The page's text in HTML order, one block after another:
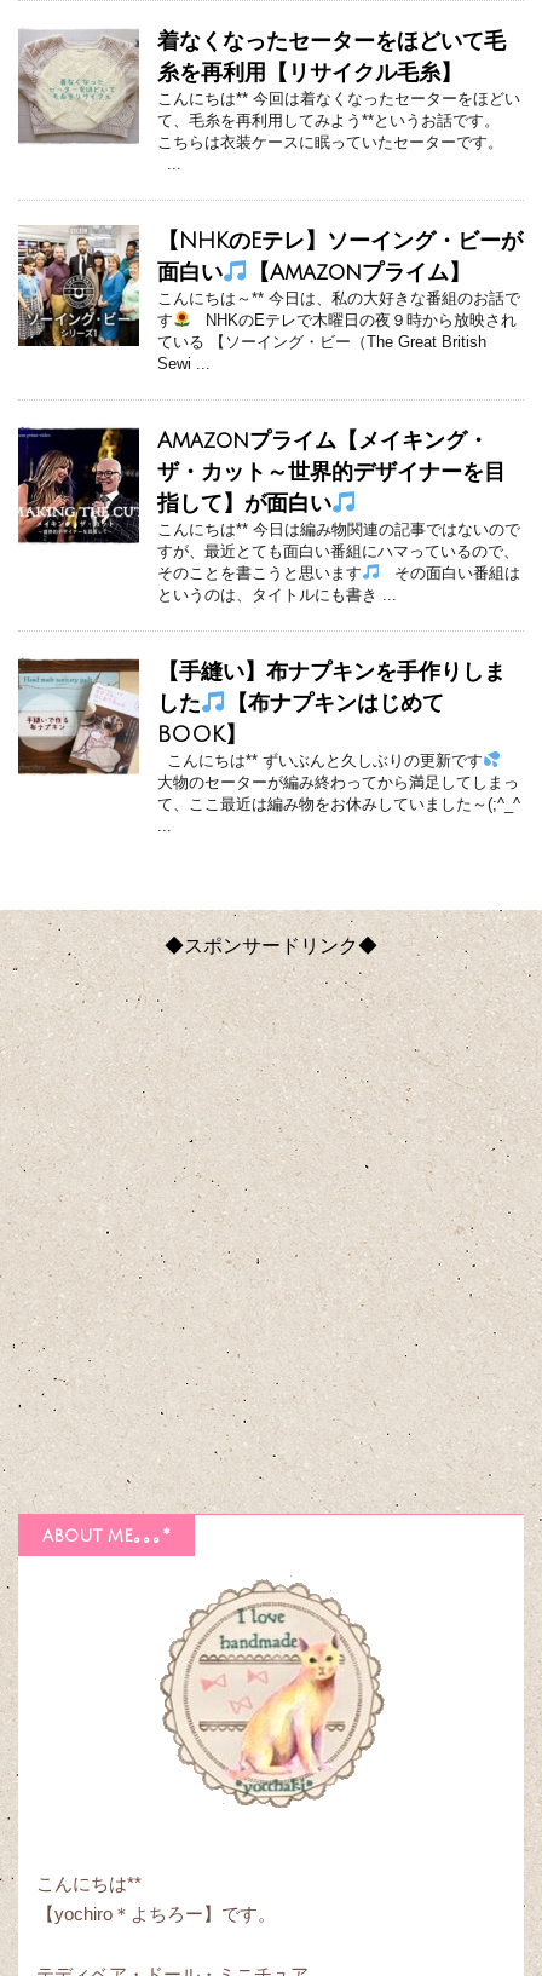
着なくなったセーターをほどいて毛
糸を再利用【リサイクル毛糸】
こんにちは** 今回は着なくなったセーターをほどい
て、毛糸を再利用してみよう**というお話です。
こちらは衣装ケースに眠っていたセーターです。
...
【NHKのEテレ】ソーイング・ビーが
面白い
【Amazonプライム】
こんにちは～** 今日は、私の大好きな番組のお話で
す
NHKのEテレで木曜日の夜９時から放映され
ている 【ソーイング・ビー（The Great British
Sewi ...
Amazonプライム【メイキング・
ザ・カット～世界的デザイナーを目
指して】が面白い
こんにちは** 今日は編み物関連の記事ではないので
すが、最近とても面白い番組にハマっているので、
そのことを書こうと思います
その面白い番組は
というのは、タイトルにも書き ...
【手縫い】布ナプキンを手作りしま
した
【布ナプキンはじめて
BOOK】
こんにちは** ずいぶんと久しぶりの更新です
大物のセーターが編み終わってから満足してしまっ
て、ここ最近は編み物をお休みしていました～(;^_^
...
◆スポンサードリンク◆
about me｡｡｡*
こんにちは**
【yochiro＊よちろー】です。